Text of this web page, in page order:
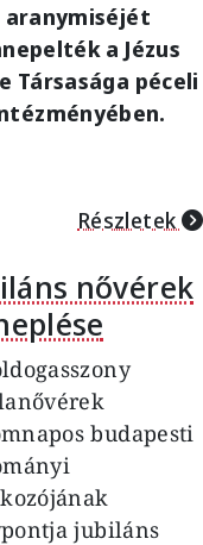
aranymiséjét
a Jézus
Társasága péceli
Részletek
nővérek
budapesti
jubiláns